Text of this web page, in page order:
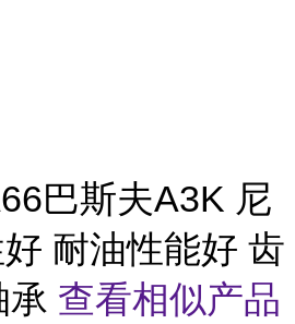
巴斯夫A3K 尼
耐油性能好 齿
承 查看相似产品